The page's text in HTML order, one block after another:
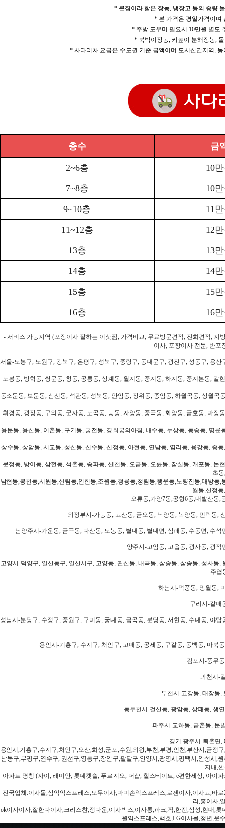
* 큰짐이라 함은 장농, 냉장고 등의 중량
* 본 가격은 평일가격이며
* 주방 도우미 필요시 10만원 별도
* 북박이장농, 키높이 분해장농,
* 사다리차 요금은 수도권 기준 금액이며 도서산간지역,
층수 금
2~6층 10
7~8층 10
9~10층 11
11~12층 12
13층 13
14층 14
15층 15
16층 16
- 서비스 가능지역 (포장이사 잘하는 이삿짐, 가격비교, 무료방문견적, 전화견적,
이사, 포장이사 전문, 반포
서울-도봉구, 노원구, 강북구, 은평구, 성북구, 중랑구, 동대문구, 광진구, 성동구, 용
도봉동, 방학동, 쌍문동, 창동, 공릉동, 상계동, 월계동, 중계동, 하계동, 중계본동,
동소문동, 보문동, 삼선동, 석관동, 성북동, 안암동, 장위동, 종암동, 하월곡동, 상월
휘경동, 광장동, 구의동, 군자동, 도곡동, 능동, 자양동, 중곡동, 화양동, 금호동, 마
용문동, 용산동, 이촌동, 구기동, 궁전동, 경희궁의아침, 내수동, 누상동, 동숭동, 명
상수동, 상암동, 서교동, 성산동, 신수동, 신정동, 아현동, 연남동, 염리동, 용강동, 중
문정동, 방이동, 삼전동, 석촌동, 송파동, 신천동, 오금동, 오륜동, 잠실동, 개포동,
초
남현동,봉천동,서원동,신림동,인헌동,조원동,청룡동,청림동,행운동,노량진동,대방
월동,신정
오류동,가양7동,공항6동,내발산동,
의정부시-가능동, 고산동, 금오동, 낙양동, 녹양동, 민락동,
남양주시-가운동, 금곡동, 다산동, 도농동, 별내동, 별내면, 삼패동, 수동면, 수
양주시-고암동, 고읍동, 광사동, 광
고양시-덕양구, 일산동구, 일산서구, 고양동, 관산동, 내곡동, 삼숭동, 삼송동, 성사
주엽
하남시-덕풍동, 망월동,
구리시-갈매
성남시-분당구, 수정구, 중원구, 구미동, 궁내동, 금곡동, 분당동, 서현동, 수내동, 야
용인시-기흥구, 수지구, 처인구, 고매동, 공세동, 구갈동, 동백동, 마북
김포시-풍무
과천시-
부천시-고강동, 대장동,
동두천시-걸산동, 광암동, 상패동, 생
파주시-교하동, 금촌동, 문
경기 광주시-퇴촌면,
용인시,기흥구,수지구,처인구,오산,화성,군포,수원,의왕,부천,부평,인천,부산시,금
남동구,부평구,연수구, 권선구,영통구,장안구,팔달구,안양시,광명시,평택시,안성시,
지내,
아파트 명칭 (자이, 래미안, 롯데캣슬, 푸르지오, 더샵, 힐스테이트, e편한세상, 아이
전국업체:이사몰,삼익익스프레스,모두이사,마미손익스프레스,로젠이사,이사고,바
리,홍이사,
ok이사이사,잘한다이사,크리스챤,정다운,이사박스,이사통,파크,픽,한진,삼성,현대,
원익스프레스,백호,LG이사몰,청년,운